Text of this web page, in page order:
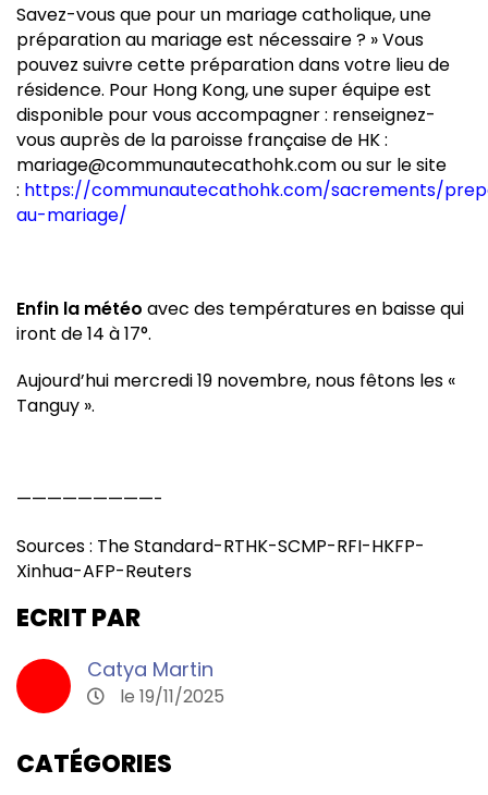
Savez-vous que pour un mariage catholique, une
préparation au mariage est nécessaire ? » Vous
pouvez suivre cette préparation dans votre lieu de
résidence. Pour Hong Kong, une super équipe est
disponible pour vous accompagner : renseignez-
vous auprès de la paroisse française de HK :
mariage@communautecathohk.com ou sur le site
: https://communautecathohk.com/sacrements/
au-mariage/
Enfin la météo avec des températures en baisse qui
iront de 14 à 17°.
Aujourd’hui mercredi 19 novembre, nous fêtons les «
Tanguy ».
—————————-
Sources : The Standard-RTHK-SCMP-RFI-HKFP-
Xinhua-AFP-Reuters
ECRIT PAR
Catya Martin
le 19/11/2025
CATÉGORIES